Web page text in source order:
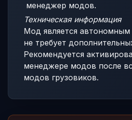
менеджер модов.
Техническая информация
Мод является автономным
не требует
Рекомендуется
менеджере модов после
модов грузовиков.